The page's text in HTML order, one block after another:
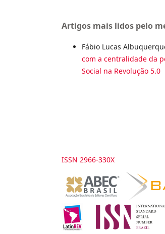
Artigos mais lidos pelo
Fábio Lucas
com a centralidade da
Social na Revolução 5.0
ISSN 2966-330X